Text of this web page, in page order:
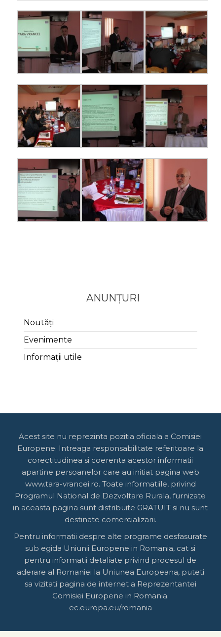
ANUNȚURI
Noutăți
Evenimente
Informații utile
Acest site nu reprezinta pozitia oficiala a Comisiei
Europene. Intreaga responsabilitate referitoare la
corectitudinea si coerenta acestor informatii
apartine persoanelor care au initiat pagina web
www.tara-vrancei.ro. Toate informatiile, privind
Programul National de Dezvoltare Rurala, furnizate
in aceasta pagina sunt distribuite GRATUIT si nu sunt
destinate comercializarii.
Pentru informatii despre alte programe desfasurate
sub egida Uniunii Europene in Romania, cat si
pentru informatii detaliate privind procesul de
aderare al Romaniei la Uniunea Europeana, puteti
sa vizitati pagina de internet a Reprezentantei
Comisiei Europene in Romania.
ec.europa.eu/romania